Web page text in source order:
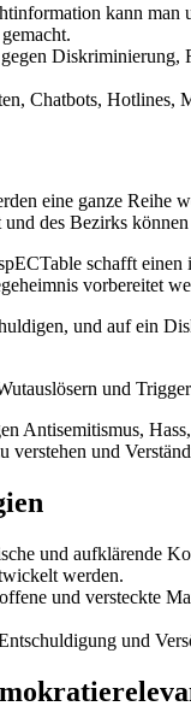
kann man
Chatbots, Hotlines,
eine ganze Reihe
des Bezirks
schafft
und auf ein
und
Antisemitismus,
und
und aufklärende
werden.
und versteckte
und